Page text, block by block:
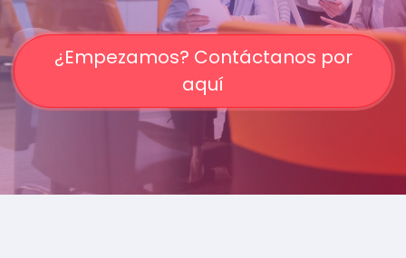
¿Empezamos? Contáctanos por
aquí